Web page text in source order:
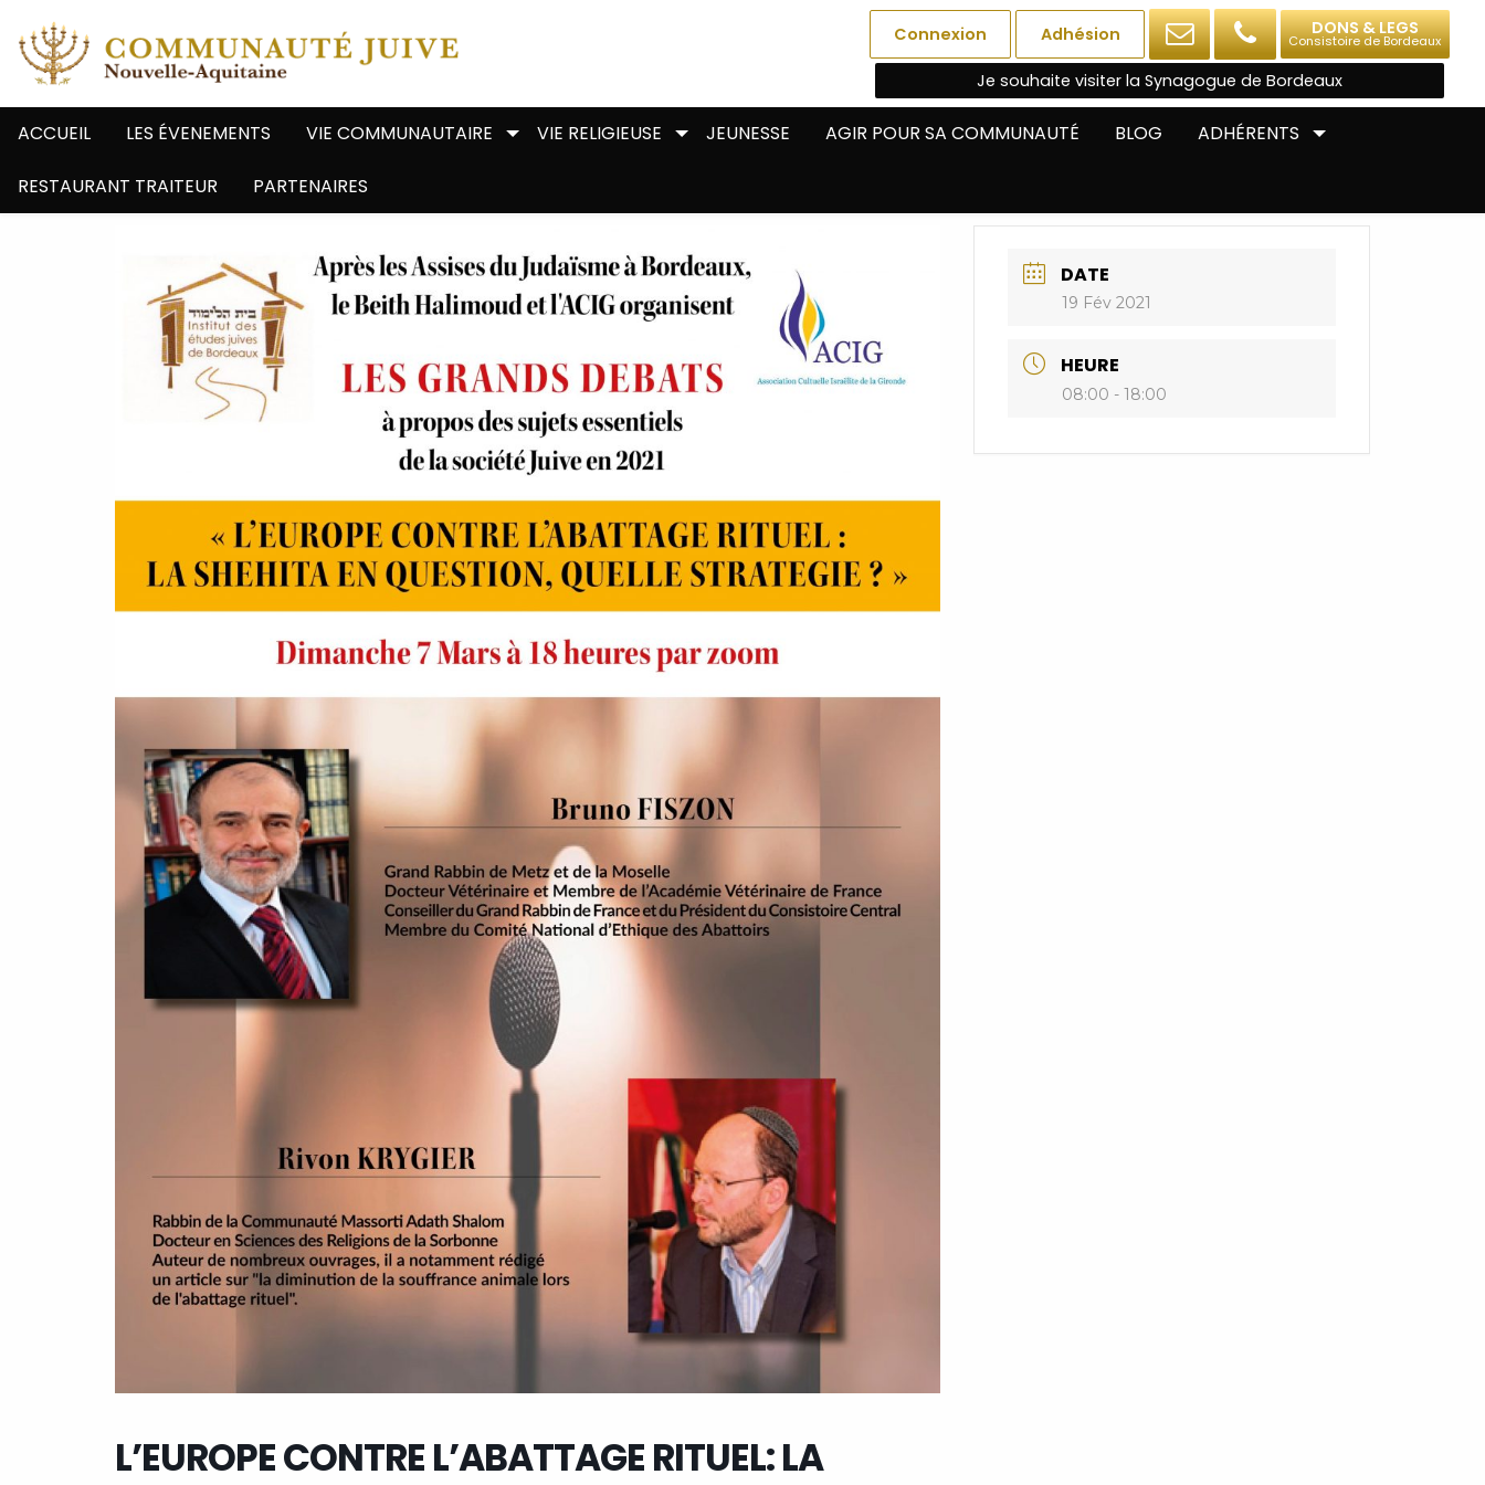
Connexion Adhésion DONS & LEGS
Consistoire de Bordeaux
Je souhaite visiter la Synagogue de Bordeaux
ACCUEIL LES ÉVENEMENTS VIE COMMUNAUTAIRE VIE RELIGIEUSE JEUNESSE AGIR POUR SA COMMUNAUTÉ BLOG ADHÉRENTS
RESTAURANT TRAITEUR PARTENAIRES
L’EUROPE CONTRE L’ABATTAGE RITUEL: LA
DATE
19 Fév 2021
HEURE
08:00 - 18:00